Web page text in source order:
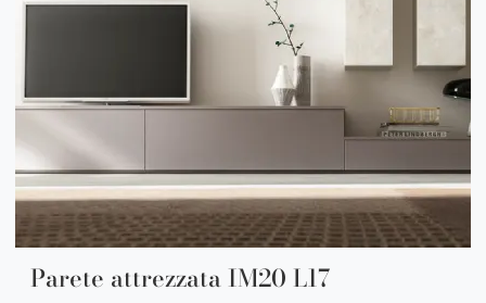
Parete attrezzata IM20 L17